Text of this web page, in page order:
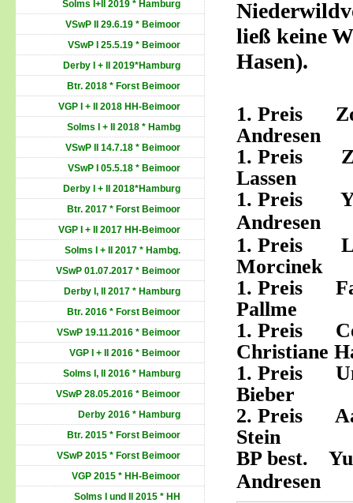
ließ keine
Hasen).
1. Preis
Andresen
1. Preis
Lassen
1. Preis
Andresen
1. Preis
Morcinek
1. Preis
Pallme
1. Preis
Christiane
1. Preis
Bieber
2. Preis
Stein
BP best.
Andresen
Solms I+II 2019 * Hamburg
VSwP II 29.6.19 * Beimoor
VSwP I 25.5.19 * Beimoor
Derby I + II 2019*Hamburg
Btr. 2018 * Forst Beimoor
VGP I + II 2018 HH-Beimoor
Solms I + II 2018 * Hambg
VSwP II 14.7.18 * Beimoor
VSwP I 05.5.18 * Beimoor
Derby I + II 2018*Hamburg
Btr. 2017 * Forst Beimoor
VGP I + II 2017 HH-Beimoor
Solms I + II 2017 * Hambg.
VSwP 01.07.2017 * Beimoor
Derby I, II 2017 * Hamburg
Btr. 2016 * Forst Beimoor
VSwP 19.11.2016 * Beimoor
VGP I + II 2016 * Beimoor
Solms I, II 2016 * Hamburg
VSwP 28.05.2016 * Beimoor
Derby 2016 * Hamburg
Btr. 2015 * Forst Beimoor
VSwP 2015 * Forst Beimoor
VGP 2015 * HH-Beimoor
Solms I und II 2015 * HH